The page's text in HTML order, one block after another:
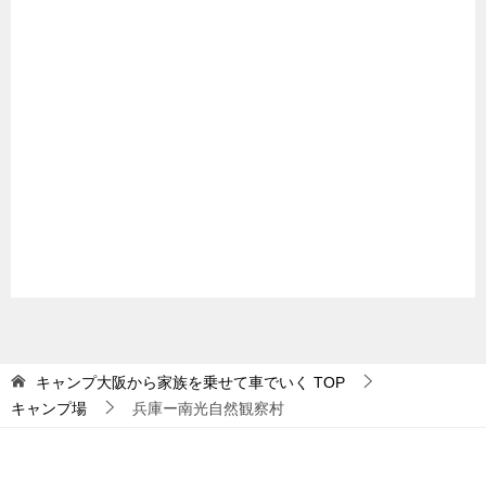
キャンプ大阪から家族を乗せて車でいく TOP
キャンプ場
兵庫ー南光自然観察村